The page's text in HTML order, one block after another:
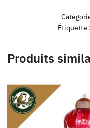
Étiquette :
Produits